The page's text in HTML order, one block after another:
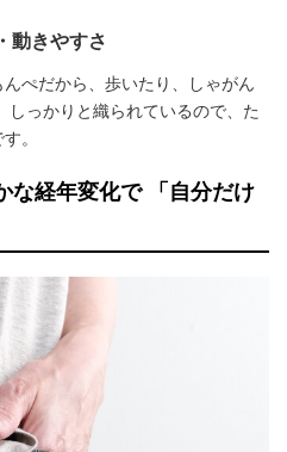
動きやすさ
ぺだから、歩いたり、しゃがん
しっかりと織られているので、た
。
な経年変化で 「自分だけ